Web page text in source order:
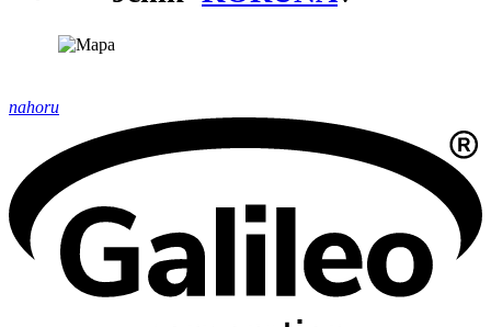
nahoru